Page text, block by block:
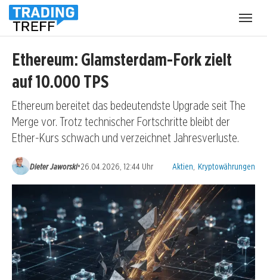
Ethereum: Glamsterdam-Fork zielt
auf 10.000 TPS
Ethereum bereitet das bedeutendste Upgrade seit The
Merge vor. Trotz technischer Fortschritte bleibt der
Ether-Kurs schwach und verzeichnet Jahresverluste.
Dieter Jaworski•26.04.2026, 12:44 Uhr Kategorien:
Aktien Kryptowährungen